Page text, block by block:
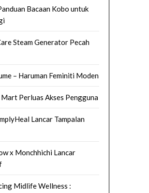
Bacaan Kobo untuk
Steam Generator Pecah
– Haruman Feminiti Moden
Perluas Akses Pengguna
Lancar Tampalan
x Monchhichi Lancar
Midlife Wellness :